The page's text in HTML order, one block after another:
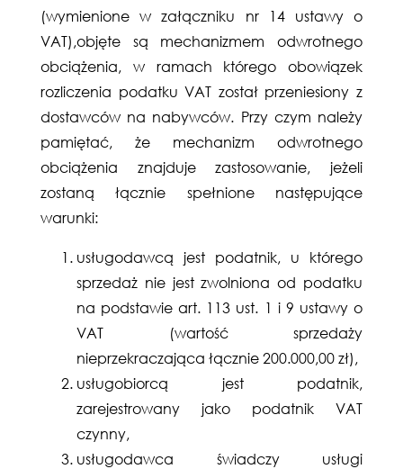
(wymienione w załączniku nr 14 ustawy o
VAT),objęte są mechanizmem odwrotnego
obciążenia, w ramach którego obowiązek
rozliczenia podatku VAT został przeniesiony z
dostawców na nabywców. Przy czym należy
pamiętać, że mechanizm odwrotnego
obciążenia znajduje zastosowanie, jeżeli
zostaną łącznie spełnione następujące
warunki:
usługodawcą jest podatnik, u którego
sprzedaż nie jest zwolniona od podatku
na podstawie art. 113 ust. 1 i 9 ustawy o
VAT (wartość sprzedaży
nieprzekraczająca łącznie 200.000,00 zł),
usługobiorcą jest podatnik,
zarejestrowany jako podatnik VAT
czynny,
usługodawca świadczy usługi